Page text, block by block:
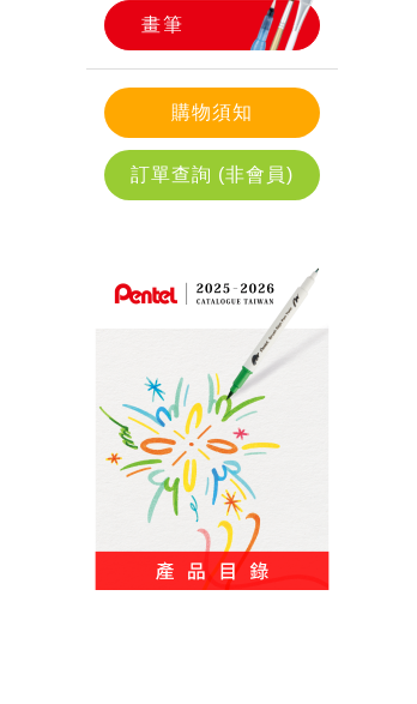
畫筆
購物須知
訂單查詢 (非會員)